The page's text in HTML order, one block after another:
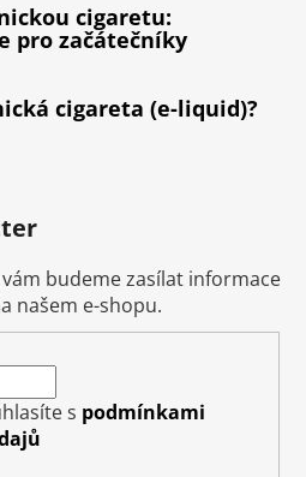
cigaretu:
pro začátečníky
cigareta (e-liquid)?
budeme zasílat informace
našem e-shopu.
s podmínkami